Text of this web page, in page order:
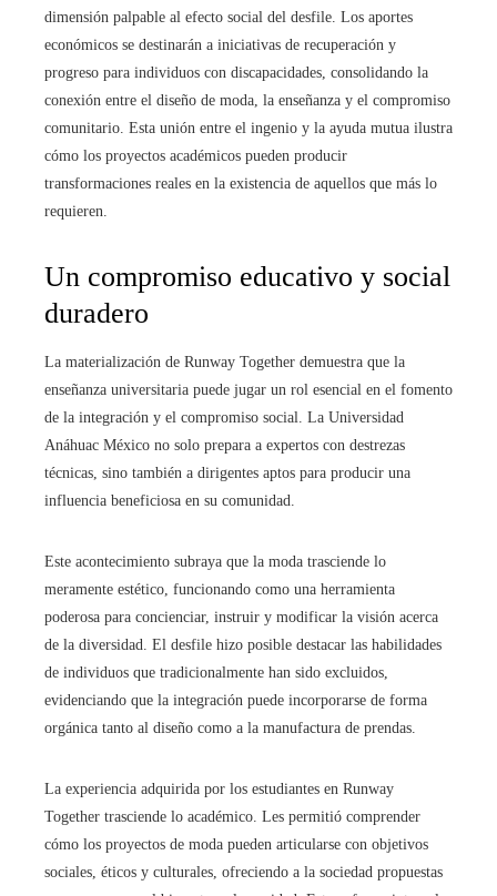
dimensión palpable al efecto social del desfile. Los aportes
económicos se destinarán a iniciativas de recuperación y
progreso para individuos con discapacidades, consolidando la
conexión entre el diseño de moda, la enseñanza y el compromiso
comunitario. Esta unión entre el ingenio y la ayuda mutua ilustra
cómo los proyectos académicos pueden producir
transformaciones reales en la existencia de aquellos que más lo
requieren.
Un compromiso educativo y social
duradero
La materialización de Runway Together demuestra que la
enseñanza universitaria puede jugar un rol esencial en el fomento
de la integración y el compromiso social. La Universidad
Anáhuac México no solo prepara a expertos con destrezas
técnicas, sino también a dirigentes aptos para producir una
influencia beneficiosa en su comunidad.
Este acontecimiento subraya que la moda trasciende lo
meramente estético, funcionando como una herramienta
poderosa para concienciar, instruir y modificar la visión acerca
de la diversidad. El desfile hizo posible destacar las habilidades
de individuos que tradicionalmente han sido excluidos,
evidenciando que la integración puede incorporarse de forma
orgánica tanto al diseño como a la manufactura de prendas.
La experiencia adquirida por los estudiantes en Runway
Together trasciende lo académico. Les permitió comprender
cómo los proyectos de moda pueden articularse con objetivos
sociales, éticos y culturales, ofreciendo a la sociedad propuestas